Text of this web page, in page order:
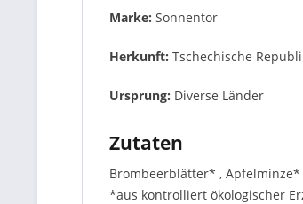
Marke: Sonnentor
Herkunft: Tschechische
Ursprung: Diverse Länder
Zutaten
Brombeerblätter* ,
*aus kontrolliert ökologischer